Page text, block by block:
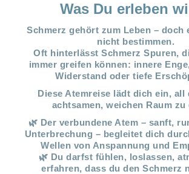
Was Du erleben
Schmerz gehört zum Leben – doch
nicht bestimmen.
Oft hinterlässt Schmerz Spuren,
immer greifen können: innere
Widerstand oder tiefe
Diese Atemreise lädt dich ein, all
achtsamen, weichen Raum zu
🌿 Der verbundene Atem – sanft,
Unterbrechung – begleitet dich
Wellen von Anspannung und
🌿 Du darfst fühlen, loslassen,
erfahren, dass du den Schmerz